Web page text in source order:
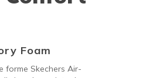
Foam
forme Skechers Air-